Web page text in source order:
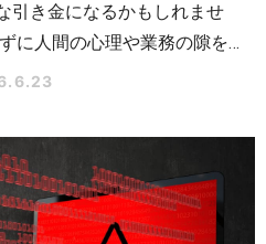
引き金になるかもしれませ
に人間の心理や業務の隙を突
：Business Email
巧妙な手口と、自社の資金を
をわかりやすく解説しま